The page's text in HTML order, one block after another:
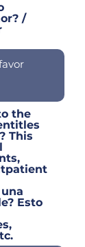
/
the
This
Esto